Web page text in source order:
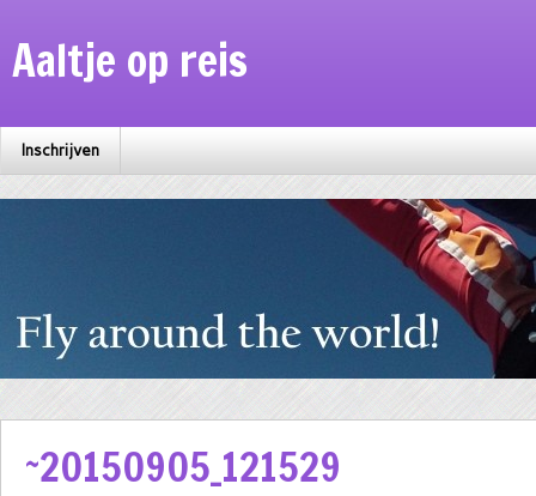
Aaltje op reis
Inschrijven
~20150905_121529